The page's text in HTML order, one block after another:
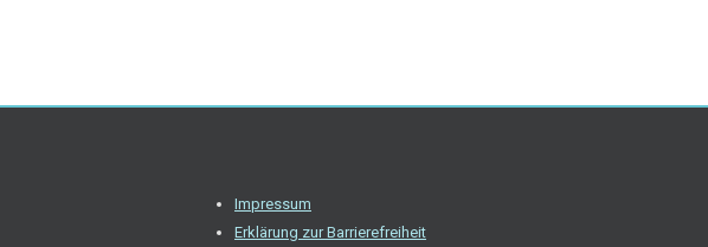
Impressum
Erklärung zur Barrierefreiheit